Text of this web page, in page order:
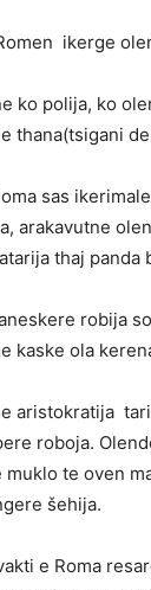
ikerge
ko polija, ko
thana(tsigani
sas
arakavutne
thaj
robija
kaske ola
aristokratija
roboja.
muklo te oven
šehija.
e Roma